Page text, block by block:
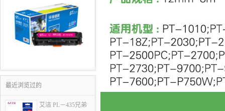
最近浏览过的
艾洁 PL－435兄弟